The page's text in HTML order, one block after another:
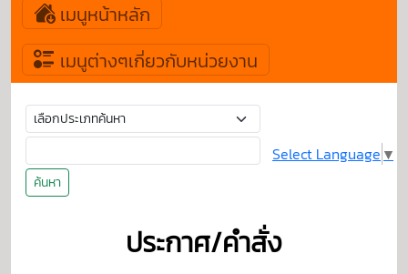
เมนูหน้าหลัก
เมนูต่างๆเกี่ยวกับหน่วยงาน
ค้นหา
Select Language ▼
ประกาศ/คำสั่ง